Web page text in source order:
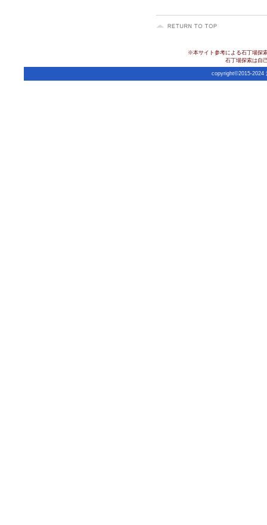
※本サイト参考による石丁場探
石丁場探索は自
copyright©2015-2024